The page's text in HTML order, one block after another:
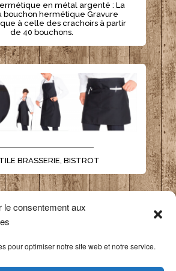
le consentement aux
pour optimiser notre site web et notre service.
en métal argenté : La
bouchon hermétique Gravure
à celle des crachoirs à partir
de 40 bouchons.
- - - - - - - - - - - - - - - - - - -
BRASSERIE, BISTROT